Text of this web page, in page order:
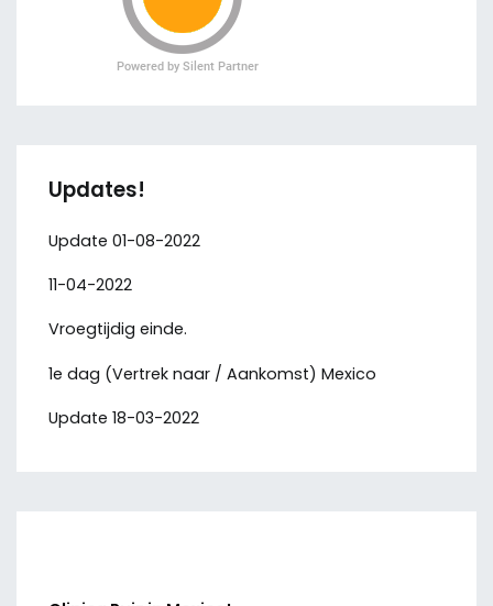
Updates!
Update 01-08-2022
11-04-2022
Vroegtijdig einde.
1e dag (Vertrek naar / Aankomst) Mexico
Update 18-03-2022